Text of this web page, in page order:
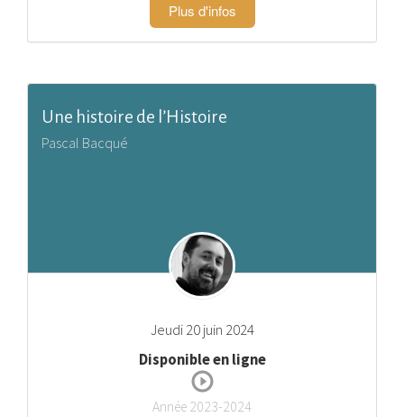
Plus d'infos
Une histoire de l’Histoire
Pascal Bacqué
Jeudi 20 juin 2024
Disponible en ligne
Année 2023-2024